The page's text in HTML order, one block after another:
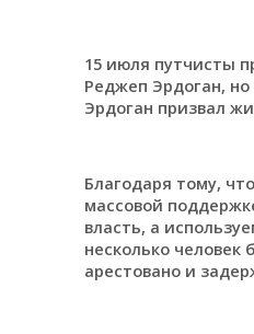
15 июля путчисты
Реджеп Эрдоган,
Эрдоган призвал
Благодаря тому,
массовой
власть, а
несколько
арестовано и